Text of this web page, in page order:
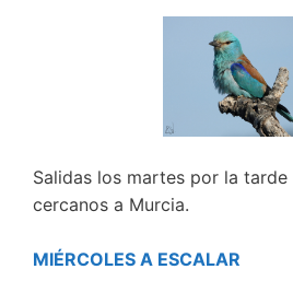
Salidas los martes por la
cercanos a Murcia.
MIÉRCOLES A ESCALAR